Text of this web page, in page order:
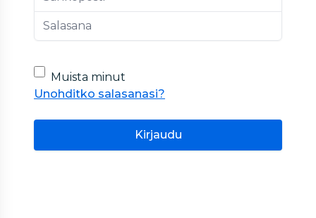
Muista minut
Unohditko salasanasi?
Kirjaudu